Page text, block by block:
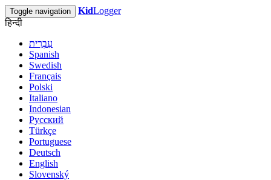
Toggle navigation KidLogger
हिन्दी
עִבְרִית
Spanish
Swedish
Français
Polski
Italiano
Indonesian
Русский
Türkçe
Portuguese
Deutsch
English
Slovenský